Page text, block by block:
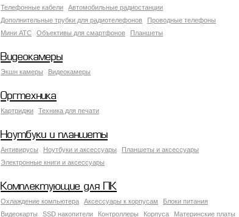
Телефонные кабели
Автомобильные радиостанции
Дополнительные трубки для радиотелефонов
Проводные телефоны
Мини АТС
Объективы для смартфонов Планшеты
Видеокамеры
Экшн камеры Видеокамеры
Оргтехника
Картриджи Техника для печати
Ноутбуки и планшеты
Антивирусы Ноутбуки и аксессуары
Планшеты и аксессуары
Электронные книги и аксессуары
Комплектующие для ПК
Охлаждение компьютера Аксессуары к корпусам
Блоки питания
Видеокарты
SSD накопители Контроллеры Корпуса Материнские платы